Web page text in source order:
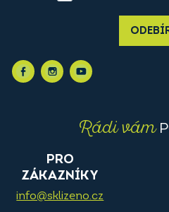
Rádi vám
PRO
ZÁKAZNÍKY
info@sklizeno.cz